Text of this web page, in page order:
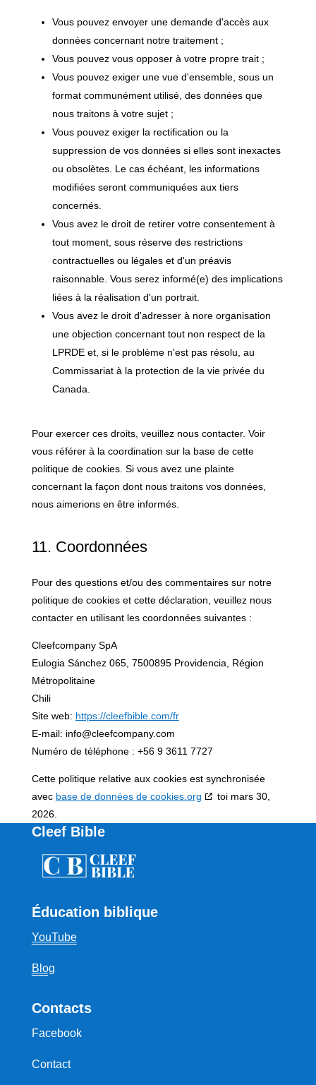
Vous pouvez envoyer une demande d'accès aux
données concernant notre traitement ;
Vous pouvez vous opposer à votre propre trait ;
Vous pouvez exiger une vue d'ensemble, sous un
format communément utilisé, des données que
nous traitons à votre sujet ;
Vous pouvez exiger la rectification ou la
suppression de vos données si elles sont inexactes
ou obsolètes. Le cas échéant, les informations
modifiées seront communiquées aux tiers
concernés.
Vous avez le droit de retirer votre consentement à
tout moment, sous réserve des restrictions
contractuelles ou légales et d'un préavis
raisonnable. Vous serez informé(e) des implications
liées à la réalisation d'un portrait.
Vous avez le droit d'adresser à nore organisation
une objection concernant tout non respect de la
LPRDE et, si le problème n'est pas résolu, au
Commissariat à la protection de la vie privée du
Canada.
Pour exercer ces droits, veuillez nous contacter. Voir
vous référer à la coordination sur la base de cette
politique de cookies. Si vous avez une plainte
concernant la façon dont nous traitons vos données,
nous aimerions en être informés.
11. Coordonnées
Pour des questions et/ou des commentaires sur notre
politique de cookies et cette déclaration, veuillez nous
contacter en utilisant les coordonnées suivantes :
Cleefcompany SpA
Eulogia Sánchez 065, 7500895 Providencia, Région
Métropolitaine
Chili
Site web: https://cleefbible.com/fr
E-mail: info@cleefcompany.com
Numéro de téléphone : +56 9 3611 7727
Cette politique relative aux cookies est synchronisée
avec base de données de cookies.org
toi mars 30,
2026.
Cleef Bible
Éducation biblique
YouTube
Blog
Contacts
Facebook
Contact